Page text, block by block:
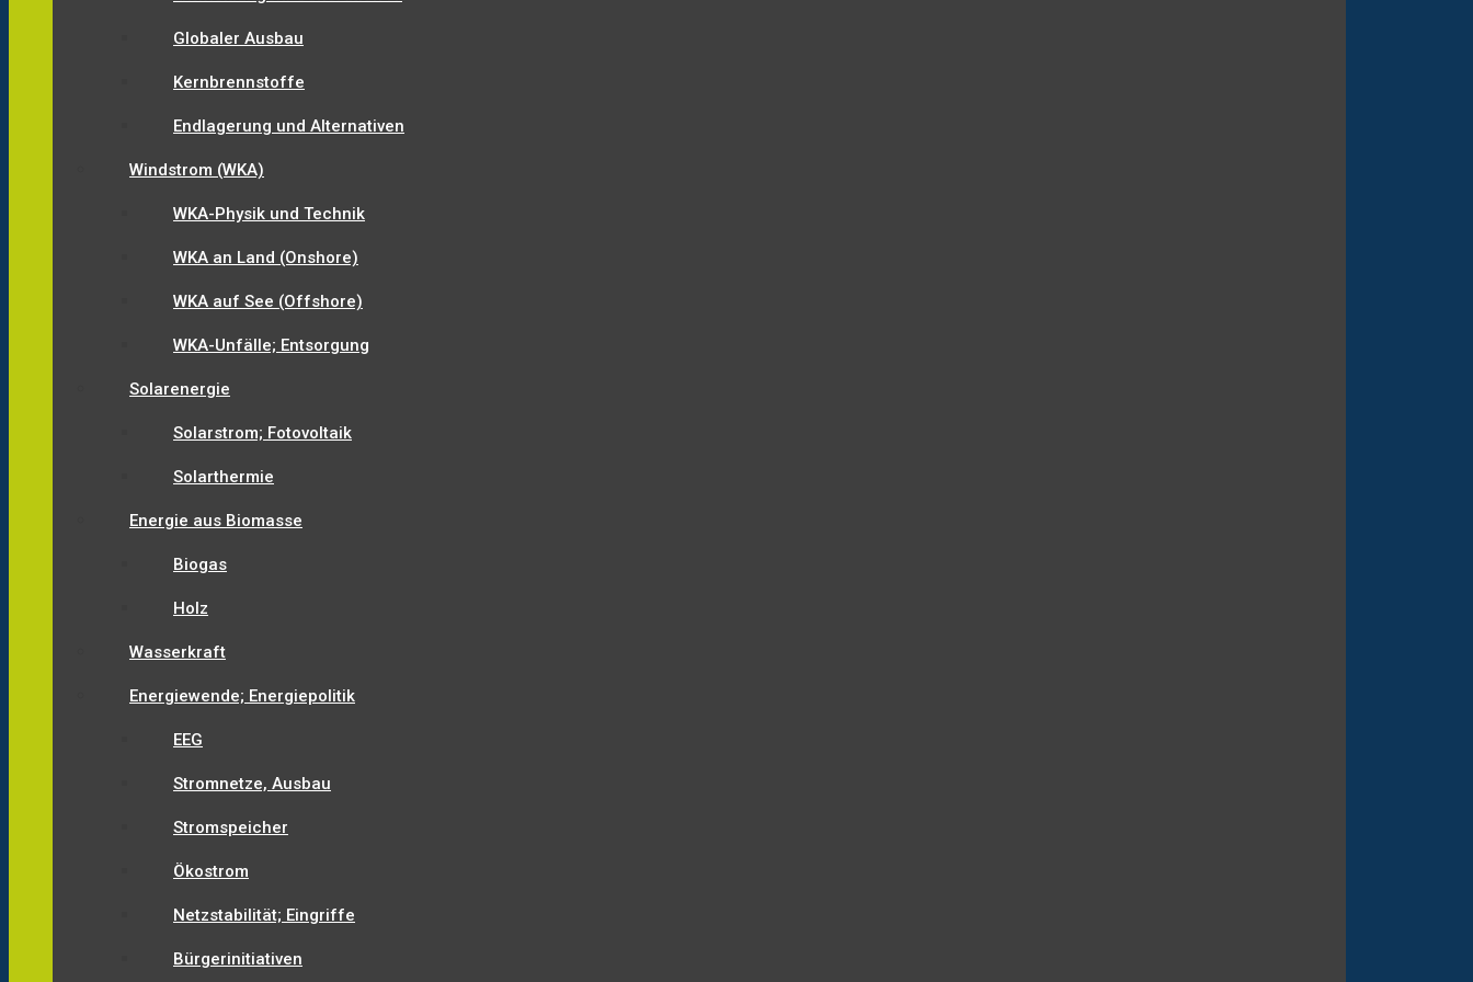
Globaler Ausbau
Kernbrennstoffe
Endlagerung und Alternativen
Windstrom (WKA)
WKA-Physik und Technik
WKA an Land (Onshore)
WKA auf See (Offshore)
WKA-Unfälle; Entsorgung
Solarenergie
Solarstrom; Fotovoltaik
Solarthermie
Energie aus Biomasse
Biogas
Holz
Wasserkraft
Energiewende; Energiepolitik
EEG
Stromnetze, Ausbau
Stromspeicher
Ökostrom
Netzstabilität; Eingriffe
Bürgerinitiativen